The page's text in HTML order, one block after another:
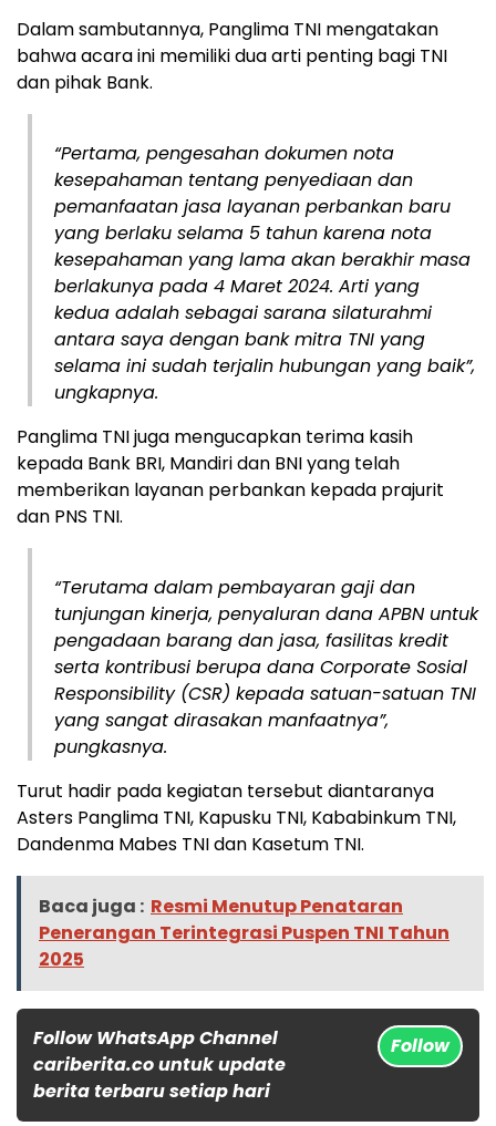
Dalam sambutannya, Panglima TNI mengatakan
bahwa acara ini memiliki dua arti penting bagi TNI
dan pihak Bank.
“Pertama, pengesahan dokumen nota
kesepahaman tentang penyediaan dan
pemanfaatan jasa layanan perbankan baru
yang berlaku selama 5 tahun karena nota
kesepahaman yang lama akan berakhir masa
berlakunya pada 4 Maret 2024. Arti yang
kedua adalah sebagai sarana silaturahmi
antara saya dengan bank mitra TNI yang
selama ini sudah terjalin hubungan yang baik”,
ungkapnya.
Panglima TNI juga mengucapkan terima kasih
kepada Bank BRI, Mandiri dan BNI yang telah
memberikan layanan perbankan kepada prajurit
dan PNS TNI.
“Terutama dalam pembayaran gaji dan
tunjungan kinerja, penyaluran dana APBN untuk
pengadaan barang dan jasa, fasilitas kredit
serta kontribusi berupa dana Corporate Sosial
Responsibility (CSR) kepada satuan-satuan TNI
yang sangat dirasakan manfaatnya”,
pungkasnya.
Turut hadir pada kegiatan tersebut diantaranya
Asters Panglima TNI, Kapusku TNI, Kababinkum TNI,
Dandenma Mabes TNI dan Kasetum TNI.
Baca juga : Resmi Menutup Penataran
Penerangan Terintegrasi Puspen TNI Tahun
2025
Follow WhatsApp Channel
cariberita.co untuk update
berita terbaru setiap hari
Follow